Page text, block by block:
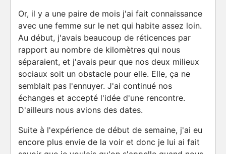
Or, il y a une paire de mois j'ai fait connaissance
avec une femme sur le net qui habite assez loin.
Au début, j'avais beaucoup de réticences par
rapport au nombre de kilomètres qui nous
séparaient, et j'avais peur que nos deux milieux
sociaux soit un obstacle pour elle. Elle, ça ne
semblait pas l'ennuyer. J'ai continué nos
échanges et accepté l'idée d'une rencontre.
D'ailleurs nous avions des dates.
Suite à l'expérience de début de semaine, j'ai eu
encore plus envie de la voir et donc je lui ai fait